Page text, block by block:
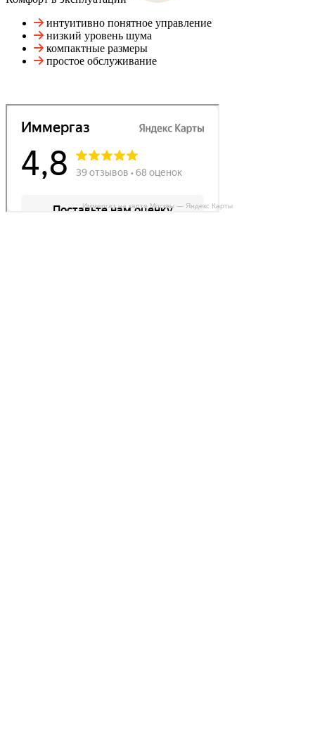
интуитивно понятное управление
низкий уровень шума
компактные размеры
простое обслуживание
Иммергаз на карте Москвы — Яндекс Карты